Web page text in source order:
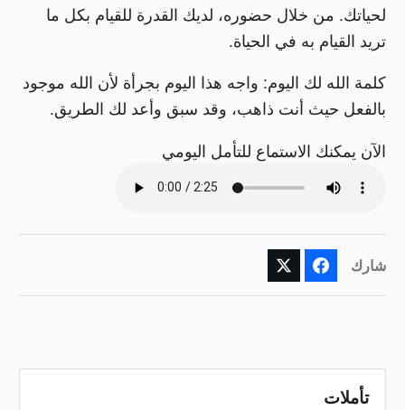
لحياتك. من خلال حضوره، لديك القدرة للقيام بكل ما
تريد القيام به في الحياة.
كلمة الله لك اليوم: واجه هذا اليوم بجرأة لأن الله موجود
بالفعل حيث أنت ذاهب، وقد سبق وأعد لك الطريق.
الآن يمكنك الاستماع للتأمل اليومي
شارك
تأملات